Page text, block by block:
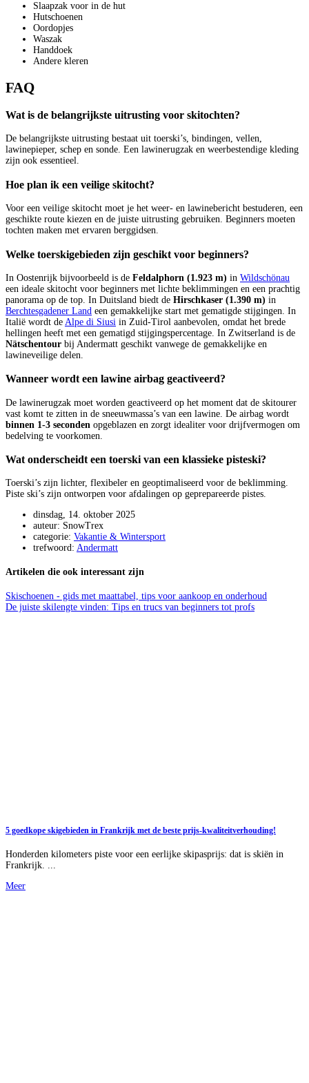
Slaapzak voor in de hut
Hutschoenen
Oordopjes
Waszak
Handdoek
Andere kleren
FAQ
Wat is de belangrijkste uitrusting voor skitochten?
De belangrijkste uitrusting bestaat uit toerski’s, bindingen, vellen,
lawinepieper, schep en sonde. Een lawinerugzak en weerbestendige kleding
zijn ook essentieel.
Hoe plan ik een veilige skitocht?
Voor een veilige skitocht moet je het weer- en lawinebericht bestuderen, een
geschikte route kiezen en de juiste uitrusting gebruiken. Beginners moeten
tochten maken met ervaren berggidsen.
Welke toerskigebieden zijn geschikt voor beginners?
In Oostenrijk bijvoorbeeld is de Feldalphorn (1.923 m) in Wildschönau
een ideale skitocht voor beginners met lichte beklimmingen en een prachtig
panorama op de top. In Duitsland biedt de Hirschkaser (1.390 m) in
Berchtesgadener Land een gemakkelijke start met gematigde stijgingen. In
Italië wordt de Alpe di Siusi in Zuid-Tirol aanbevolen, omdat het brede
hellingen heeft met een gematigd stijgingspercentage. In Zwitserland is de
Nätschentour bij Andermatt geschikt vanwege de gemakkelijke en
lawineveilige delen.
Wanneer wordt een lawine airbag geactiveerd?
De lawinerugzak moet worden geactiveerd op het moment dat de skitourer
vast komt te zitten in de sneeuwmassa’s van een lawine. De airbag wordt
binnen 1-3 seconden opgeblazen en zorgt idealiter voor drijfvermogen om
bedelving te voorkomen.
Wat onderscheidt een toerski van een klassieke pisteski?
Toerski’s zijn lichter, flexibeler en geoptimaliseerd voor de beklimming.
Piste ski’s zijn ontworpen voor afdalingen op geprepareerde pistes.
dinsdag, 14. oktober 2025
auteur: SnowTrex
categorie: Vakantie & Wintersport
trefwoord: Andermatt
Artikelen die ook interessant zijn
Skischoenen - gids met maattabel, tips voor aankoop en onderhoud
De juiste skilengte vinden: Tips en trucs van beginners tot profs
5 goedkope skigebieden in Frankrijk met de beste prijs-kwaliteitverhouding!
Honderden kilometers piste voor een eerlijke skipasprijs: dat is skiën in
Frankrijk. ...
Meer